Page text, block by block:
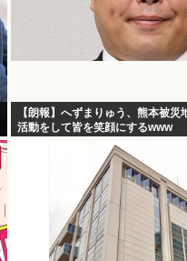
【朗報】へずまりゅう、熊本被災
活動をして皆を笑顔にするwww